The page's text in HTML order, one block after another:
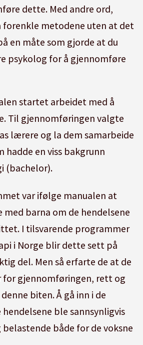
dette. Med andre ord,
forenkle metodene uten at det
en måte som gjorde at du
psykolog for å gjennomføre
startet arbeidet med å
Til gjennomføringen valgte
lærere og la dem samarbeide
hadde en viss bakgrunn
(bachelor).
var ifølge manualen at
med barna om de hendelsene
I tilsvarende programmer
i Norge blir dette sett på
del. Men så erfarte de at de
for gjennomføringen, rett og
biten. Å gå inn i de
ble sannsynligvis
både for de voksne